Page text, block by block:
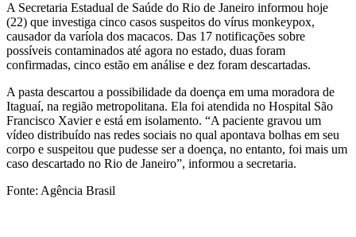
A Secretaria Estadual de Saúde do Rio de Janeiro informou hoje
(22) que investiga cinco casos suspeitos do vírus monkeypox,
causador da varíola dos macacos. Das 17 notificações sobre
possíveis contaminados até agora no estado, duas foram
confirmadas, cinco estão em análise e dez foram descartadas.
A pasta descartou a possibilidade da doença em uma moradora de
Itaguaí, na região metropolitana. Ela foi atendida no Hospital São
Francisco Xavier e está em isolamento. “A paciente gravou um
vídeo distribuído nas redes sociais no qual apontava bolhas em seu
corpo e suspeitou que pudesse ser a doença, no entanto, foi mais um
caso descartado no Rio de Janeiro”, informou a secretaria.
Fonte: Agência Brasil